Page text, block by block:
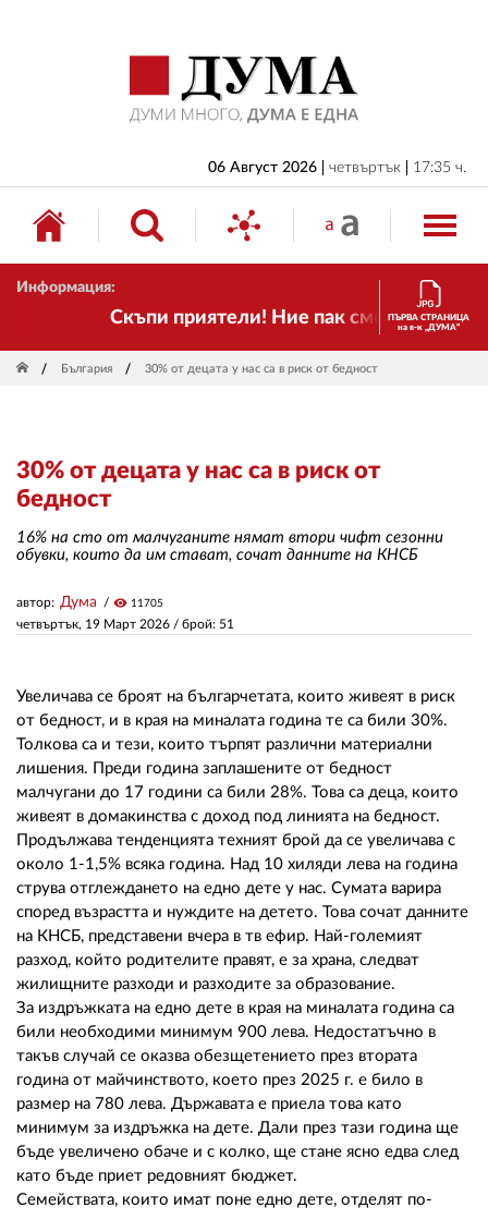
06 Август 2026 четвъртък 17:35 ч.
Информация:
Скъпи приятели! Ние пак сме тук!ПЪРВА СТРАНИЦА
на в-к „ДУМА“
България 30% от децата у нас са в риск от бедност
30% от децата у нас са в риск от
бедност
16% на сто от малчуганите нямат втори чифт сезонни
обувки, които да им стават, сочат данните на КНСБ
четвъртък, 19 Март 2026 / брой: 51
автор: Дума visibility 11705
Увеличава се броят на българчетата, които живеят в риск
от бедност, и в края на миналата година те са били 30%.
Толкова са и тези, които търпят различни материални
лишения. Преди година заплашените от бедност
малчугани до 17 години са били 28%. Това са деца, които
живеят в домакинства с доход под линията на бедност.
Продължава тенденцията техният брой да се увеличава с
около 1-1,5% всяка година. Над 10 хиляди лева на година
струва отглеждането на едно дете у нас. Сумата варира
според възрастта и нуждите на детето. Това сочат данните
на КНСБ, представени вчера в тв ефир. Най-големият
разход, който родителите правят, е за храна, следват
жилищните разходи и разходите за образование.
За издръжката на едно дете в края на миналата година са
били необходими минимум 900 лева. Недостатъчно в
такъв случай се оказва обезщетението през втората
година от майчинството, което през 2025 г. е било в
размер на 780 лева. Държавата е приела това като
минимум за издръжка на дете. Дали през тази година ще
бъде увеличено обаче и с колко, ще стане ясно едва след
като бъде приет редовният бюджет.
Семействата, които имат поне едно дете, отделят по-
БЪЛГАРИЯ
ИКОНОМИКА
ИЗБОРИ
СВЯТ
ДРУГИ
ЗА НАС
РЕДАКЦИЯ
РЕКЛАМА
АБОНАМЕНТ
УСЛОВИЯ ЗА ПОЛЗВАНЕ
ПОЛИТИКА ЗА БИСКВИТКИТЕ
ПОЛИТИКАТА ЗА
ПОВЕРИТЕЛНОСТ
02 975 20 35